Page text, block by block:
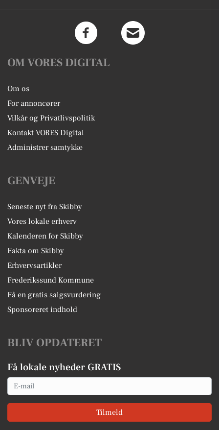
OM VORES DIGITAL
Om os
For annoncører
Vilkår og Privatlivspolitik
Kontakt VORES Digital
Administrer samtykke
GENVEJE
Seneste nyt fra Skibby
Vores lokale erhverv
Kalenderen for Skibby
Fakta om Skibby
Erhvervsartikler
Frederikssund Kommune
Få en gratis salgsvurdering
Sponsoreret indhold
BLIV OPDATERET
Få lokale nyheder GRATIS
Email
Tilmeld